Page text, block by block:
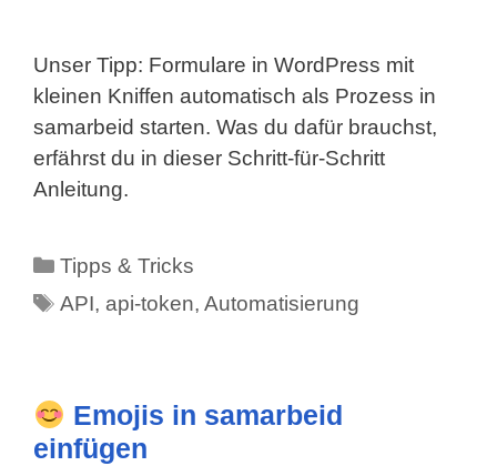
Unser Tipp: Formulare in WordPress mit
kleinen Kniffen automatisch als Prozess in
samarbeid starten. Was du dafür brauchst,
erfährst du in dieser Schritt-für-Schritt
Anleitung.
Kategorien
Tipps & Tricks
Schlagwörter
API, api-token,Automatisierung
Emojis in samarbeid
einfügen